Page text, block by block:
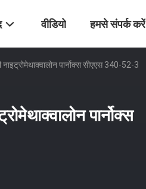
वीडियो हमसे संपर्क करें
पार्नोक्स सीएएस 340-52-3
पार्नोक्स